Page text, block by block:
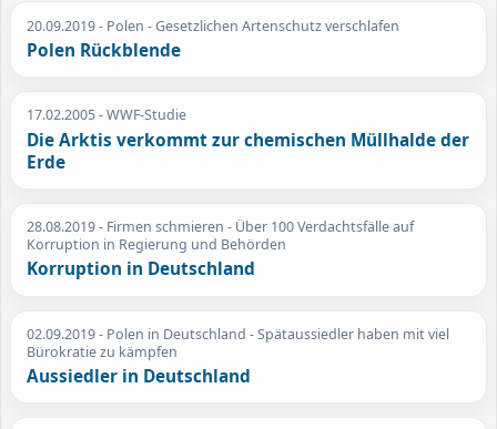
20.09.2019- Polen - Gesetzlichen Artenschutz verschlafen
Polen Rückblende
17.02.2005- WWF-Studie
Die Arktis verkommt zur chemischen Müllhalde der
Erde
28.08.2019- Firmen schmieren - Über 100 Verdachtsfälle auf
Korruption in Regierung und Behörden
Korruption in Deutschland
02.09.2019- Polen in Deutschland - Spätaussiedler haben mit viel
Bürokratie zu kämpfen
Aussiedler in Deutschland